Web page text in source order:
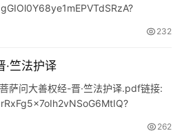
232
·竺法护译
萨问大善权经-晋·竺法护译.pdf链接:
262